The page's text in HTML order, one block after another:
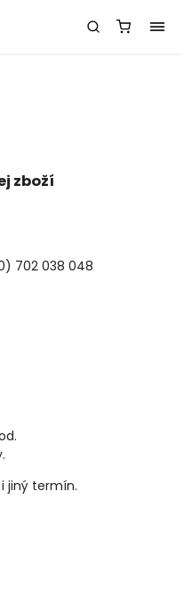
zboží
702 038 048
jiný termín.